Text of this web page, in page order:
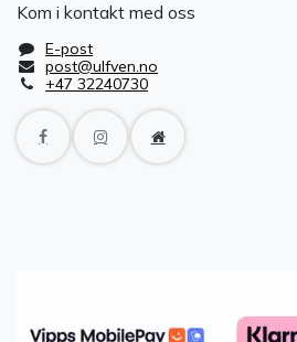
Kom i kontakt med oss
E-post
post@ulfven.no
+47 32240730